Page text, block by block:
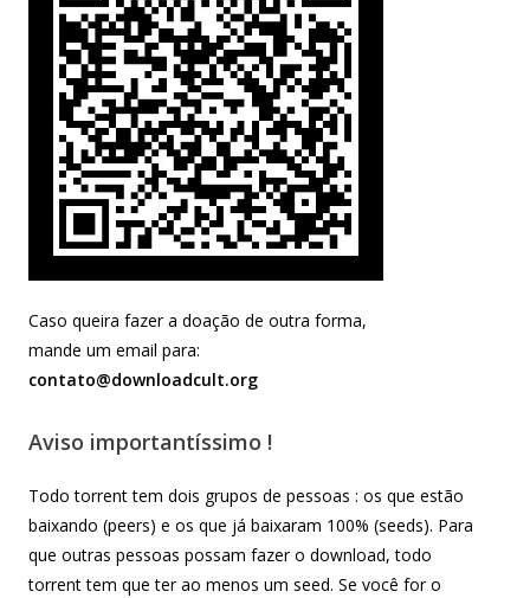
Caso queira fazer a doação de outra forma,
mande um email para:
contato@downloadcult.org
Aviso importantíssimo !
Todo torrent tem dois grupos de pessoas : os que estão
baixando (peers) e os que já baixaram 100% (seeds). Para
que outras pessoas possam fazer o download, todo
torrent tem que ter ao menos um seed. Se você for o